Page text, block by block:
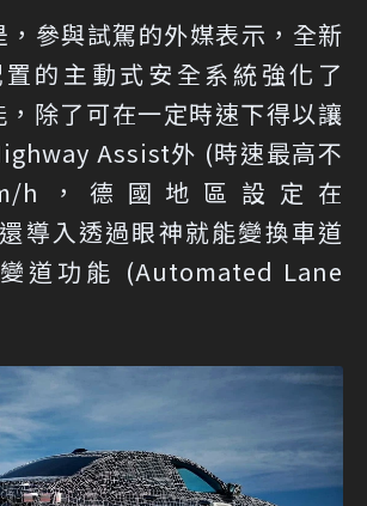
參與試駕的外媒表示，全新
的主動式安全系統強化了
除了可在一定時速下得以讓
Assist外 (時速最高不
h，德國地區設定在
導入透過眼神就能變換車道
道功能 (Automated Lane